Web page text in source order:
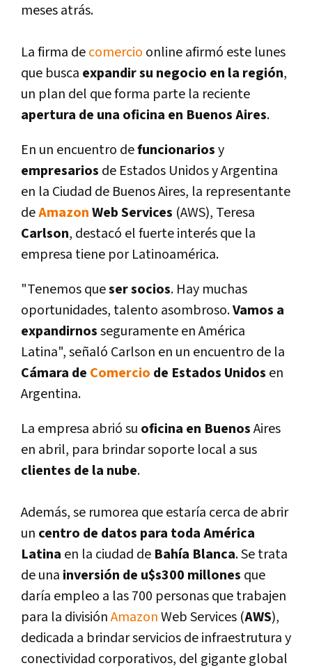
meses atrás.
La firma decomercio online afirmó este lunes
que busca expandir su negocio en la región,
un plan del que forma parte la reciente
apertura de una oficina en Buenos Aires.
En un encuentro defuncionariosy
empresarios de Estados Unidos y Argentina
en la Ciudad de Buenos Aires, la representante
deAmazonWeb Services (AWS), Teresa
Carlson, destacó el fuerte interés que la
empresa tiene por Latinoamérica.
"Tenemos queser socios. Hay muchas
oportunidades, talento asombroso.Vamos a
expandirnosseguramente en América
Latina", señaló Carlson en un encuentro de la
Cámara de Comercio de Estados Unidos en
Argentina.
La empresa abrió su oficina en BuenosAires
en abril, para brindar soporte local a sus
clientes de la nube.
Además, se rumorea que estarí­a cerca de abrir
un centro de datos para toda América
Latina en la ciudad de Bahí­a Blanca. Se trata
de una inversión de u$s300 millones que
darí­a empleo a las 700 personas que trabajen
para la divisiónAmazonWeb Services (AWS),
dedicada a brindar servicios de infraestrutura y
conectividad corporativos, del gigante global